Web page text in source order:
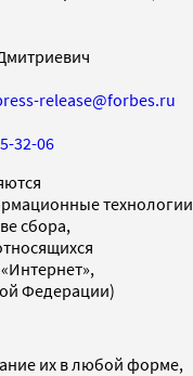
release@forbes.ru
32-06
технологии
сбора,
Федерации)
их в любой форме,